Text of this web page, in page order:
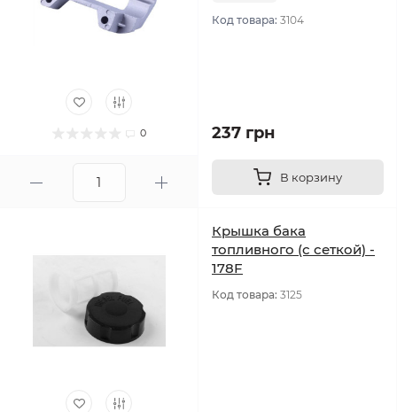
0
Код товара: 3104
237 грн
В корзину
Крышка бака
топливного (с сеткой) -
178F
Код товара: 3125